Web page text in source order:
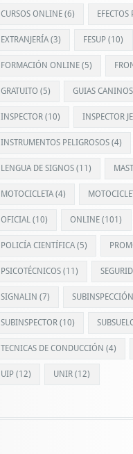
CURSOS ONLINE(6) EFECTOS
EXTRANJERÍA(3) FESUP (10)
FORMACIÓN ONLINE(5)
GRATUITO (5) GUIAS CANINOS
INSPECTOR(10) INSPECTOR
INSTRUMENTOS PELIGROSOS(4)
LENGUA DE SIGNOS(11)
MOTOCICLETA(4)
OFICIAL(10) ONLINE (101)
POLICÍA CIENTÍFICA(5)
PSICOTÉCNICOS(11)
SIGNALIN (7) SUBINSPECCIÓN
SUBINSPECTOR(10)
TECNICAS DE CONDUCCIÓN (4)
UIP(12) UNIR (12)